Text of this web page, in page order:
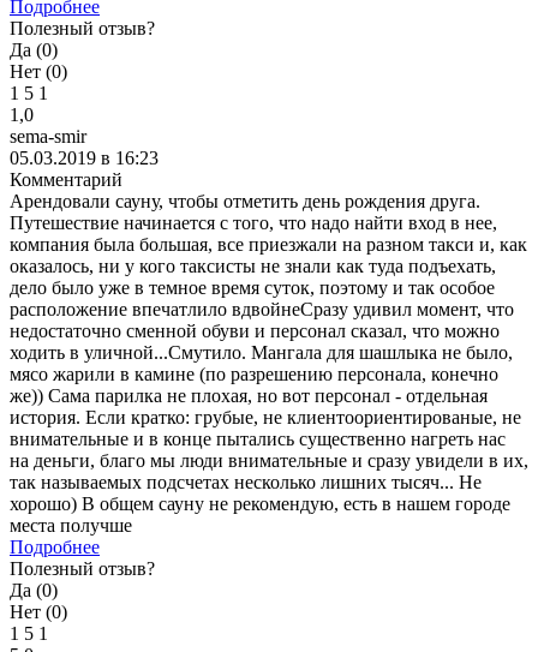
Подробнее
Полезный отзыв?
Да (0)
Нет (0)
1 5 1
1,0
sema-smir
05.03.2019 в 16:23
Комментарий
Арендовали сауну, чтобы отметить день рождения друга.
Путешествие начинается с того, что надо найти вход в нее,
компания была большая, все приезжали на разном такси и, как
оказалось, ни у кого таксисты не знали как туда подъехать,
дело было уже в темное время суток, поэтому и так особое
расположение впечатлило вдвойнеСразу удивил момент, что
недостаточно сменной обуви и персонал сказал, что можно
ходить в уличной...Смутило. Мангала для шашлыка не было,
мясо жарили в камине (по разрешению персонала, конечно
же)) Сама парилка не плохая, но вот персонал - отдельная
история. Если кратко: грубые, не клиентоориентированые, не
внимательные и в конце пытались существенно нагреть нас
на деньги, благо мы люди внимательные и сразу увидели в их,
так называемых подсчетах несколько лишних тысяч... Не
хорошо) В общем сауну не рекомендую, есть в нашем городе
места получше
Подробнее
Полезный отзыв?
Да (0)
Нет (0)
1 5 1